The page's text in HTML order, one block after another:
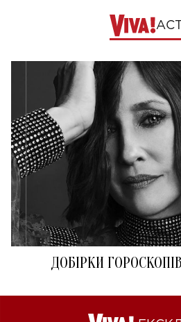
ДОБІРКИ